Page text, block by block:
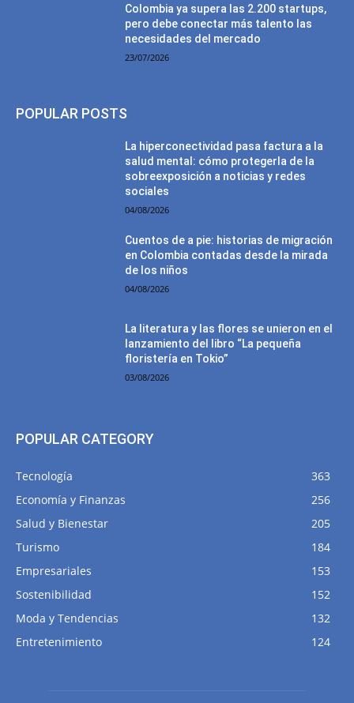
Colombia ya supera las 2.200 startups,
pero debe conectar más talento las
necesidades del mercado
23/07/2026
POPULAR POSTS
La hiperconectividad pasa factura a la
salud mental: cómo protegerla de la
sobreexposición a noticias y redes
sociales
04/08/2026
Cuentos de a pie: historias de migración
en Colombia contadas desde la mirada
de los niños
04/08/2026
La literatura y las flores se unieron en el
lanzamiento del libro “La pequeña
floristería en Tokio”
03/08/2026
POPULAR CATEGORY
Tecnología
363
Economía y Finanzas
256
Salud y Bienestar
205
Turismo
184
Empresariales
153
Sostenibilidad
152
Moda y Tendencias
132
Entretenimiento
124